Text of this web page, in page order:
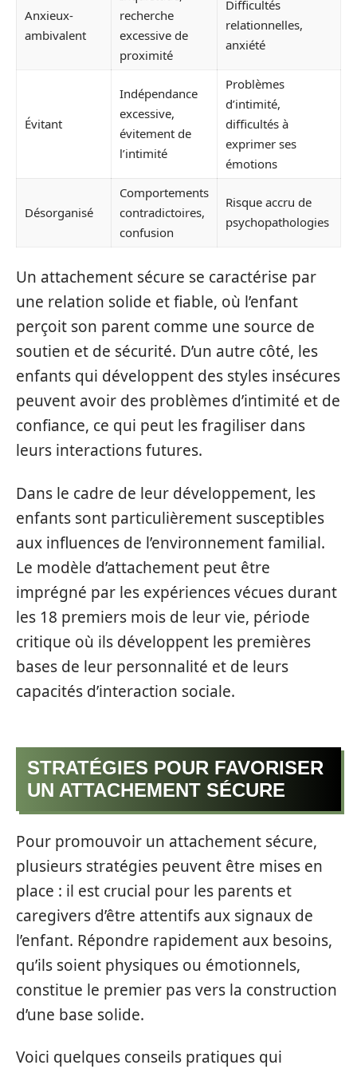
Anxieux-
ambivalent
recherche
excessive de
proximité
Difficultés
relationnelles,
anxiété
Évitant
Indépendance
excessive,
évitement de
l’intimité
Problèmes
d’intimité,
difficultés à
exprimer ses
émotions
Désorganisé
Comportements
contradictoires,
confusion
Risque accru de
psychopathologies
Un attachement sécure se caractérise par
une relation solide et fiable, où l’enfant
perçoit son parent comme une source de
soutien et de sécurité. D’un autre côté, les
enfants qui développent des styles insécures
peuvent avoir des problèmes d’intimité et de
confiance, ce qui peut les fragiliser dans
leurs interactions futures.
Dans le cadre de leur développement, les
enfants sont particulièrement susceptibles
aux influences de l’environnement familial.
Le modèle d’attachement peut être
imprégné par les expériences vécues durant
les 18 premiers mois de leur vie, période
critique où ils développent les premières
bases de leur personnalité et de leurs
capacités d’interaction sociale.
STRATÉGIES POUR FAVORISER
UN ATTACHEMENT SÉCURE
Pour promouvoir un attachement sécure,
plusieurs stratégies peuvent être mises en
place : il est crucial pour les parents et
caregivers d’être attentifs aux signaux de
l’enfant. Répondre rapidement aux besoins,
qu’ils soient physiques ou émotionnels,
constitue le premier pas vers la construction
d’une base solide.
Voici quelques conseils pratiques qui